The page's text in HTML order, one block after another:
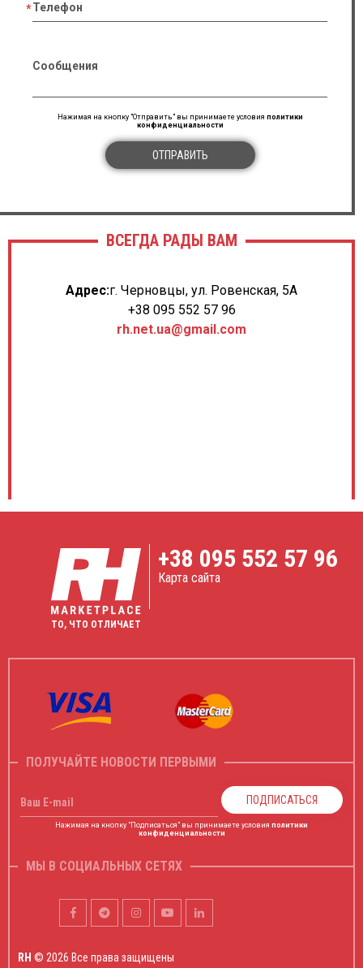
Телефон
Сообщения
Нажимая на кнопку "Отправить" вы принимаете условия политики
конфиденциальности
ОТПРАВИТЬ
ВСЕГДА РАДЫ ВАМ
Адрес:г. Черновцы, ул. Ровенская, 5А
+38 095 552 57 96
rh.net.ua@gmail.com
ТО, ЧТО ОТЛИЧАЕТ
+38 095 552 57 96
Карта сайта
ПОЛУЧАЙТЕ НОВОСТИ ПЕРВЫМИ
Ваш E-mail ПОДПИСАТЬСЯ
Нажимая на кнопку "Подписаться" вы принимаете условия политики
конфиденциальности
МЫ В СОЦИАЛЬНЫХ СЕТЯХ
RH © 2026 Все права защищены